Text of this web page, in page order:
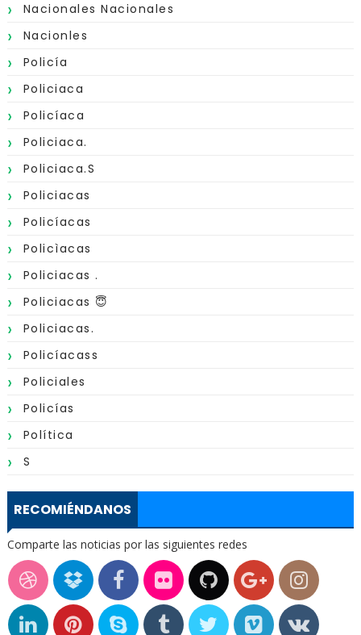
Nacionales Nacionales
Nacionles
Policía
Policiaca
Policíaca
Policiaca.
Policiaca.s
Policiacas
Policíacas
Policìacas
Policiacas .
Policiacas 😇
Policiacas.
Policíacass
Policiales
Policías
Política
S
RECOMIÉNDANOS
Comparte las noticias por las siguientes redes